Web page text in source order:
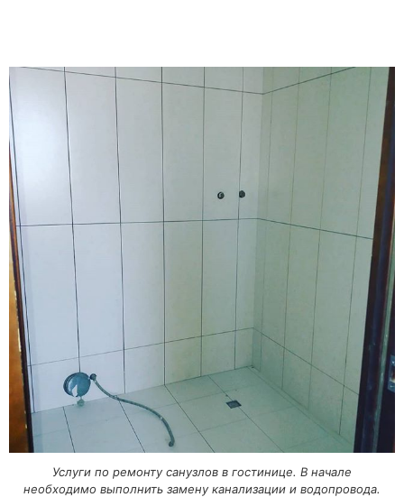
Услуги по ремонту санузлов в гостинице. В начале
необходимо выполнить замену канализации и водопровода.